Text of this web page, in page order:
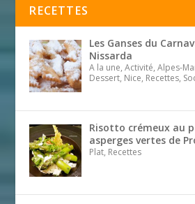
RECETTES
Les Ganses du
Nissarda
A la une, Activité, Alpes-
Dessert, Nice, Recettes,
Risotto crémeux au
asperges vertes de
Plat, Recettes